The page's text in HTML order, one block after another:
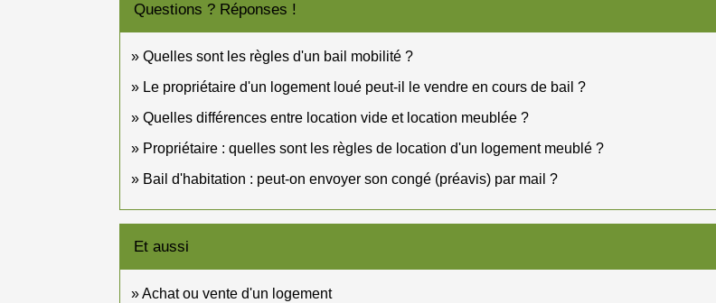
Questions ? Réponses !
Quelles sont les règles d'un bail mobilité ?
Le propriétaire d'un logement loué peut-il le vendre en cours de bail ?
Quelles différences entre location vide et location meublée ?
Propriétaire : quelles sont les règles de location d'un logement meublé ?
Bail d'habitation : peut-on envoyer son congé (préavis) par mail ?
Et aussi
Achat ou vente d'un logement